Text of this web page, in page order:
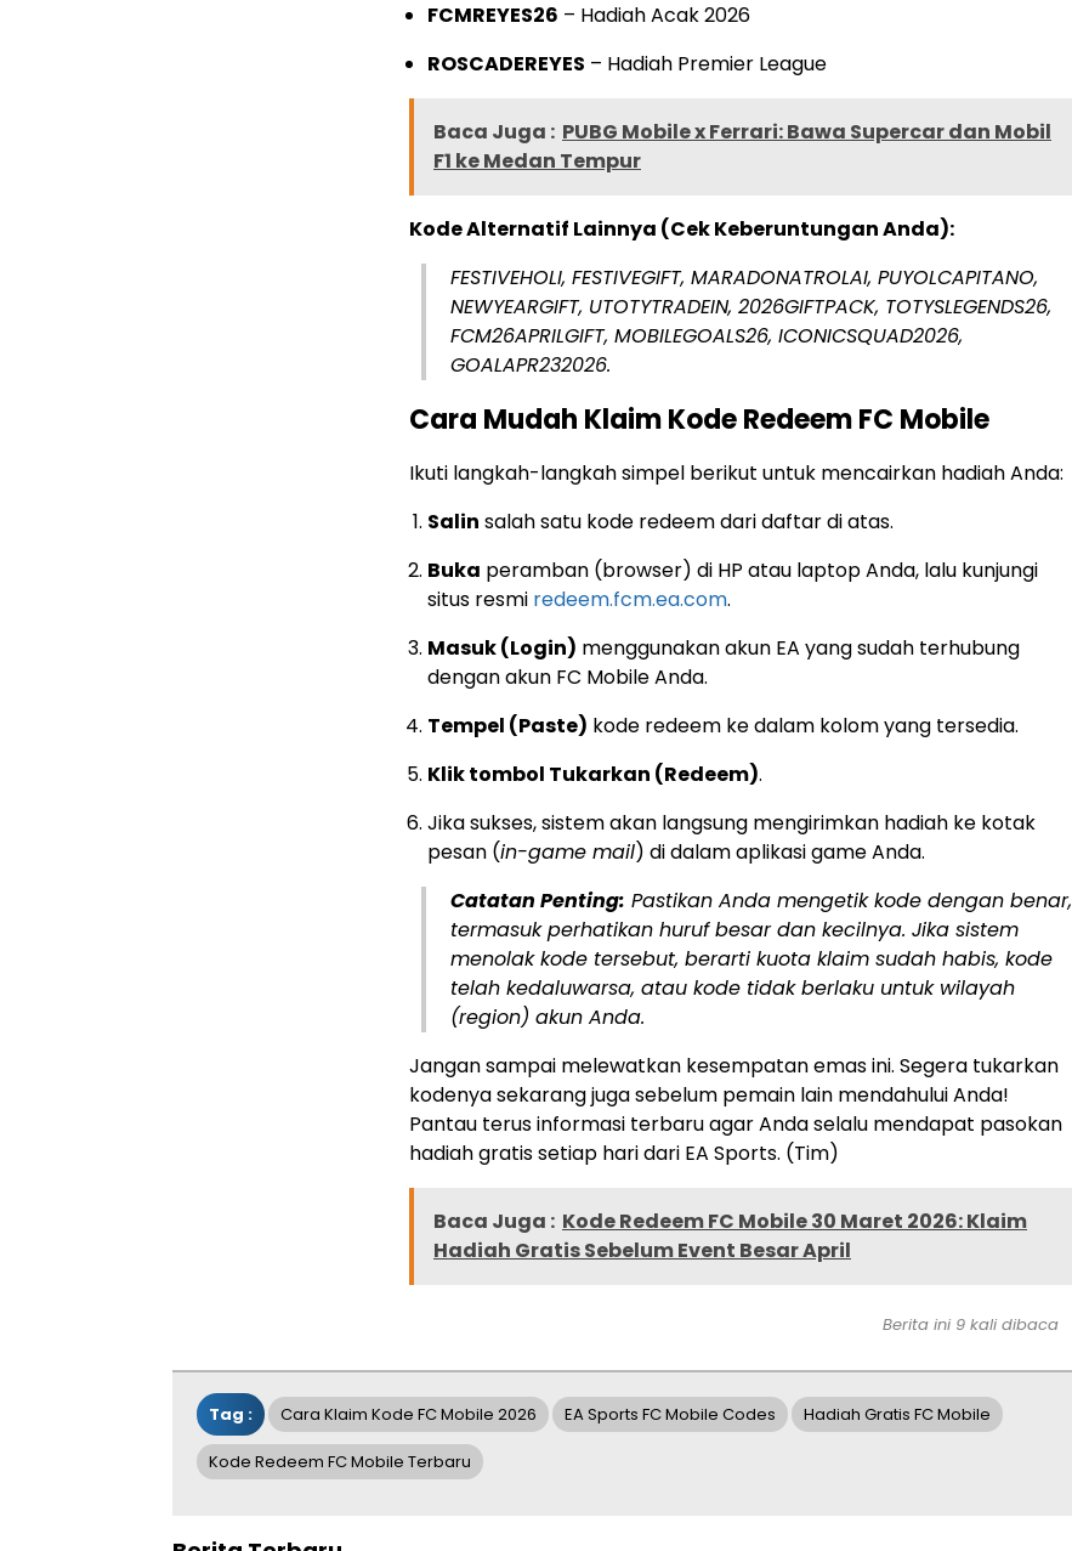
FCMREYES26 – Hadiah Acak 2026
ROSCADEREYES – Hadiah Premier League
Baca Juga : PUBG Mobile x Ferrari: Bawa Supercar dan Mobil
F1 ke Medan Tempur
Kode Alternatif Lainnya (Cek Keberuntungan Anda):
FESTIVEHOLI, FESTIVEGIFT, MARADONATROLAI, PUYOLCAPITANO,
NEWYEARGIFT, UTOTYTRADEIN, 2026GIFTPACK, TOTYSLEGENDS26,
FCM26APRILGIFT, MOBILEGOALS26, ICONICSQUAD2026,
GOALAPR232026.
Cara Mudah Klaim Kode Redeem FC Mobile
Ikuti langkah-langkah simpel berikut untuk mencairkan hadiah Anda:
Salin salah satu kode redeem dari daftar di atas.
Buka peramban (browser) di HP atau laptop Anda, lalu kunjungi
situs resmi redeem.fcm.ea.com.
Masuk (Login) menggunakan akun EA yang sudah terhubung
dengan akun FC Mobile Anda.
Tempel (Paste) kode redeem ke dalam kolom yang tersedia.
Klik tombol Tukarkan (Redeem).
Jika sukses, sistem akan langsung mengirimkan hadiah ke kotak
pesan (in-game mail) di dalam aplikasi game Anda.
Catatan Penting: Pastikan Anda mengetik kode dengan benar,
termasuk perhatikan huruf besar dan kecilnya. Jika sistem
menolak kode tersebut, berarti kuota klaim sudah habis, kode
telah kedaluwarsa, atau kode tidak berlaku untuk wilayah
(region) akun Anda.
Jangan sampai melewatkan kesempatan emas ini. Segera tukarkan
kodenya sekarang juga sebelum pemain lain mendahului Anda!
Pantau terus informasi terbaru agar Anda selalu mendapat pasokan
hadiah gratis setiap hari dari EA Sports. (Tim)
Baca Juga : Kode Redeem FC Mobile 30 Maret 2026: Klaim
Hadiah Gratis Sebelum Event Besar April
Berita ini 9 kali dibaca
Tag : Cara Klaim Kode FC Mobile 2026 EA Sports FC Mobile Codes Hadiah Gratis FC Mobile
Kode Redeem FC Mobile Terbaru